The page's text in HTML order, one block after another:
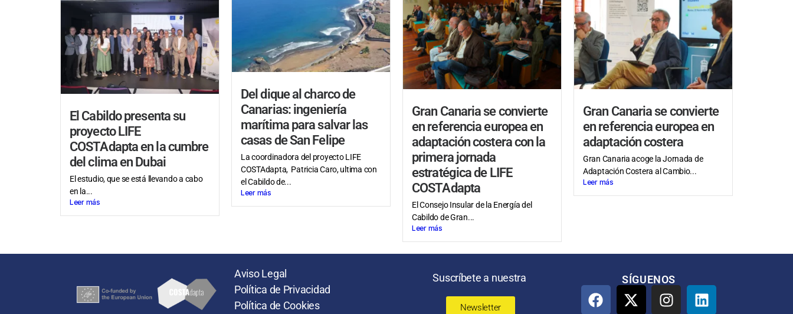
El Cabildo presenta su
proyecto LIFE
COSTAdapta en la cumbre
del clima en Dubai
El estudio, que se está llevando a cabo
en la...
Leer más
Del dique al charco de
Canarias: ingeniería
marítima para salvar las
casas de San Felipe
La coordinadora del proyecto LIFE
COSTAdapta, Patricia Caro, ultima con
el Cabildo de...
Leer más
Gran Canaria se convierte
en referencia europea en
adaptación costera con la
primera jornada
estratégica de LIFE
COSTAdapta
El Consejo Insular de la Energía del
Cabildo de Gran...
Leer más
Gran Canaria se convierte
en referencia europea en
adaptación costera
Gran Canaria acoge la Jornada de
Adaptación Costera al Cambio...
Leer más
Aviso Legal
Política de Privacidad
Política de Cookies
Suscríbete a nuestra
Newsletter
SÍGUENOS​